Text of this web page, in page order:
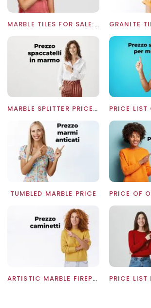
MARBLE TILES FOR SALE: WHOLESALE PRICE LIST
MARBLE SPLITTER PRICE LIST
TUMBLED MARBLE PRICE
ARTISTIC MARBLE FIREPLACES PRICE: WHOLESALE PRICES